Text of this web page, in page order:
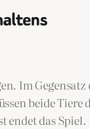
Im Gegensatz
beide Tiere
endet das Spiel.